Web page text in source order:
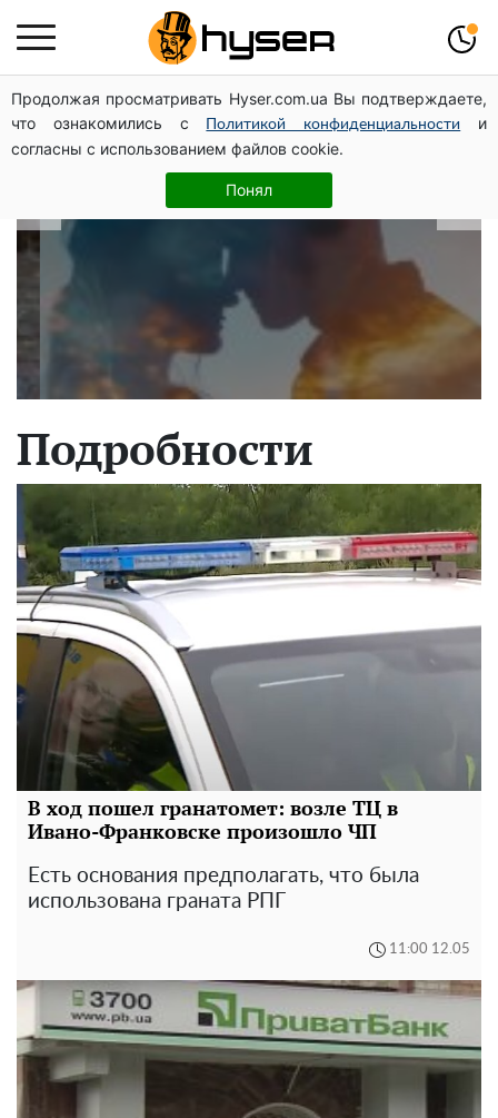
Продолжая просматривать Hyser.com.ua Вы подтверждаете,
что ознакомились с
Политикой конфиденциальности
и
согласны с использованием файлов cookie.
Понял
В какие даты рождаются самые
верные мужчины: лучше сразу
проверить, чтоб потом не страдать
Подробности
В ход пошел гранатомет: возле ТЦ в
Ивано-Франковске произошло ЧП
Есть основания предполагать, что была
использована граната РПГ
11:00 12.05